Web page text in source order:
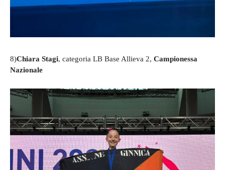
8)Chiara Stagi, categoria LB Base Allieva 2, Campionessa
Nazionale